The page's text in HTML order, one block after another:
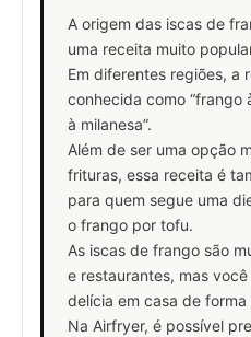
A origem das iscas de
uma receita muito
Em diferentes regiões, a
conhecida como “frango
à milanesa”.
Além de ser uma opção
frituras, essa receita é
para quem segue uma
o frango por tofu.
As iscas de frango são
e restaurantes, mas
delícia em casa de
Na Airfryer, é possível